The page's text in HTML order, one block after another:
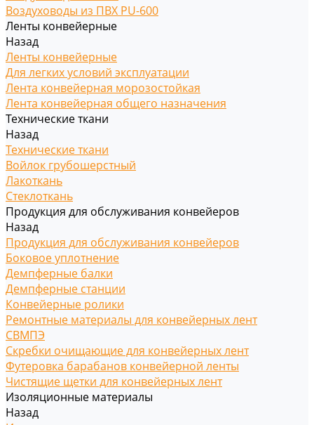
Воздуховоды из ПВХ PU-600
Ленты конвейерные
Назад
Ленты конвейерные
Для легких условий эксплуатации
Лента конвейерная морозостойкая
Лента конвейерная общего назначения
Технические ткани
Назад
Технические ткани
Войлок грубошерстный
Лакоткань
Стеклоткань
Продукция для обслуживания конвейеров
Назад
Продукция для обслуживания конвейеров
Боковое уплотнение
Демпферные балки
Демпферные станции
Конвейерные ролики
Ремонтные материалы для конвейерных лент
СВМПЭ
Скребки очищающие для конвейерных лент
Футеровка барабанов конвейерной ленты
Чистящие щетки для конвейерных лент
Изоляционные материалы
Назад